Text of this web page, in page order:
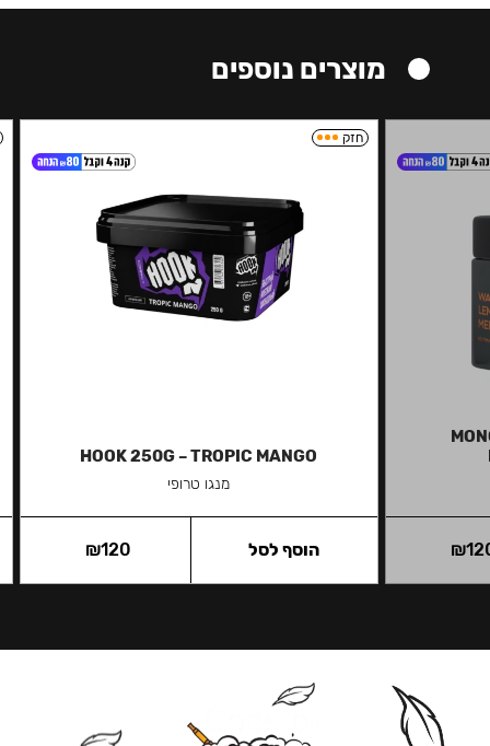
מוצרים נוספים
₪
חזק
HOOK 250G – TROPIC MANGO
מנגו טרופי
₪120 הוסף לסל